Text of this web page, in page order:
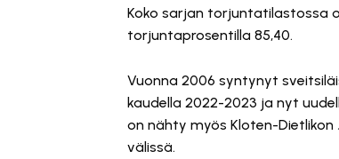
Koko sarjan torjuntatilastossa
torjuntaprosentilla 85,40.
Vuonna 2006 syntynyt
kaudella 2022-2023 ja nyt
on nähty myös Kloten-
välissä.